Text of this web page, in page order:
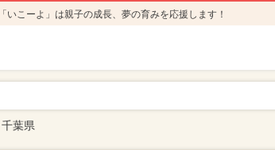
いこーよ」は親子の成長、夢の育みを応援します！
千葉県